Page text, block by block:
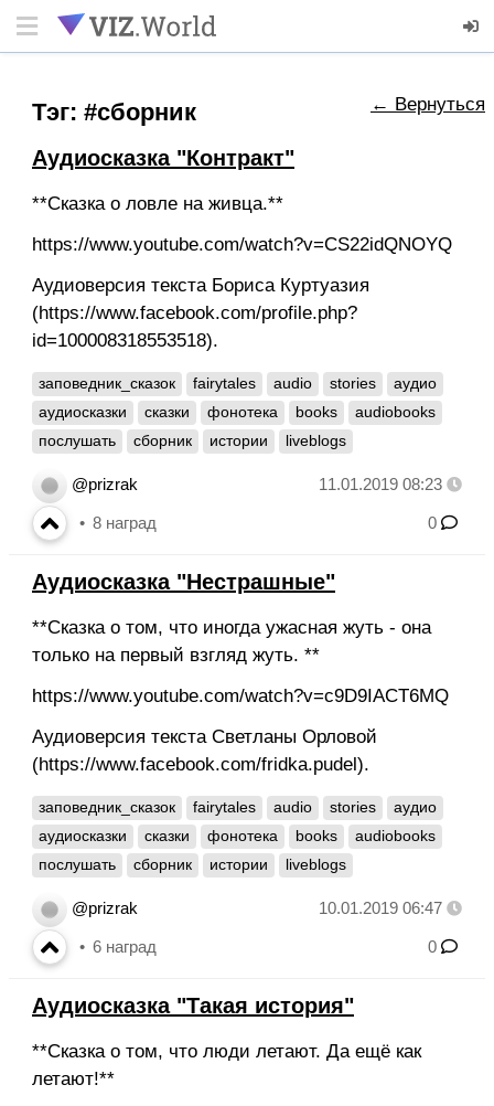
← Вернуться
Тэг: #сборник
Аудиосказка "Контракт"
**Сказка о ловле на живца.**
https://www.youtube.com/watch?v=CS22idQNOYQ
Аудиоверсия текста Бориса Куртуазия
(https://www.facebook.com/profile.php?
id=100008318553518).
заповедник_сказок fairytales audio stories
аудио
аудиосказки
сказки фонотека books
audiobooks
послушать
сборник истории liveblogs
@prizrak 11.01.2019 08:23
8 наград 0
Аудиосказка "Нестрашные"
**Сказка о том, что иногда ужасная жуть - она
только на первый взгляд жуть. **
https://www.youtube.com/watch?v=c9D9IACT6MQ
Аудиоверсия текста Светланы Орловой
(https://www.facebook.com/fridka.pudel).
заповедник_сказок fairytales audio stories
аудио
аудиосказки
сказки фонотека books
audiobooks
послушать
сборник истории liveblogs
@prizrak 10.01.2019 06:47
6 наград 0
Аудиосказка "Такая история"
**Сказка о том, что люди летают. Да ещё как
летают!**